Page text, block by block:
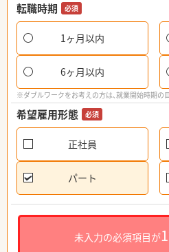
転職時期 必須
1ヶ月以内
6ヶ月以内
※ダブルワークをお考えの方は、就業開始時期の
希望雇用形態 必須
正社員
パート
未入力の必須項目が